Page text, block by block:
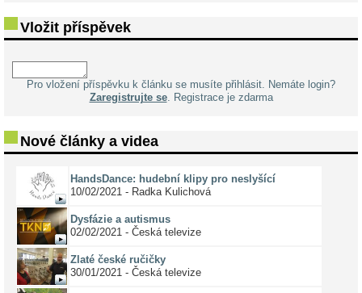
Vložit příspěvek
Pro vložení příspěvku k článku se musíte přihlásit. Nemáte login?
Zaregistrujte se. Registrace je zdarma
Nové články a videa
HandsDance: hudební klipy pro neslyšící
10/02/2021 - Radka Kulichová
Dysfázie a autismus
02/02/2021 - Česká televize
Zlaté české ručičky
30/01/2021 - Česká televize